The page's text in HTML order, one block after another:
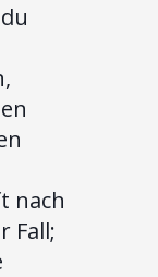
nach
Fall;